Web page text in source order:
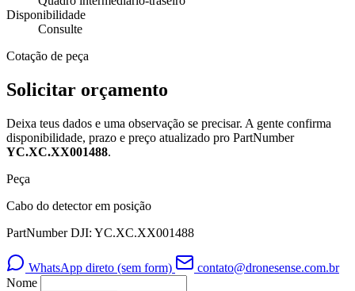
Disponibilidade
Consulte
Cotação de peça
Solicitar orçamento
Deixa teus dados e uma observação se precisar. A gente confirma
disponibilidade, prazo e preço atualizado pro PartNumber
YC.XC.XX001488.
Peça
Cabo do detector em posição
PartNumber DJI: YC.XC.XX001488
WhatsApp direto (sem form)
contato@dronesense.com.br
Nome